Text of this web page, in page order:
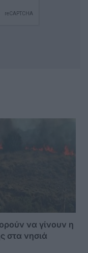
να γίνουν η
στα νησιά